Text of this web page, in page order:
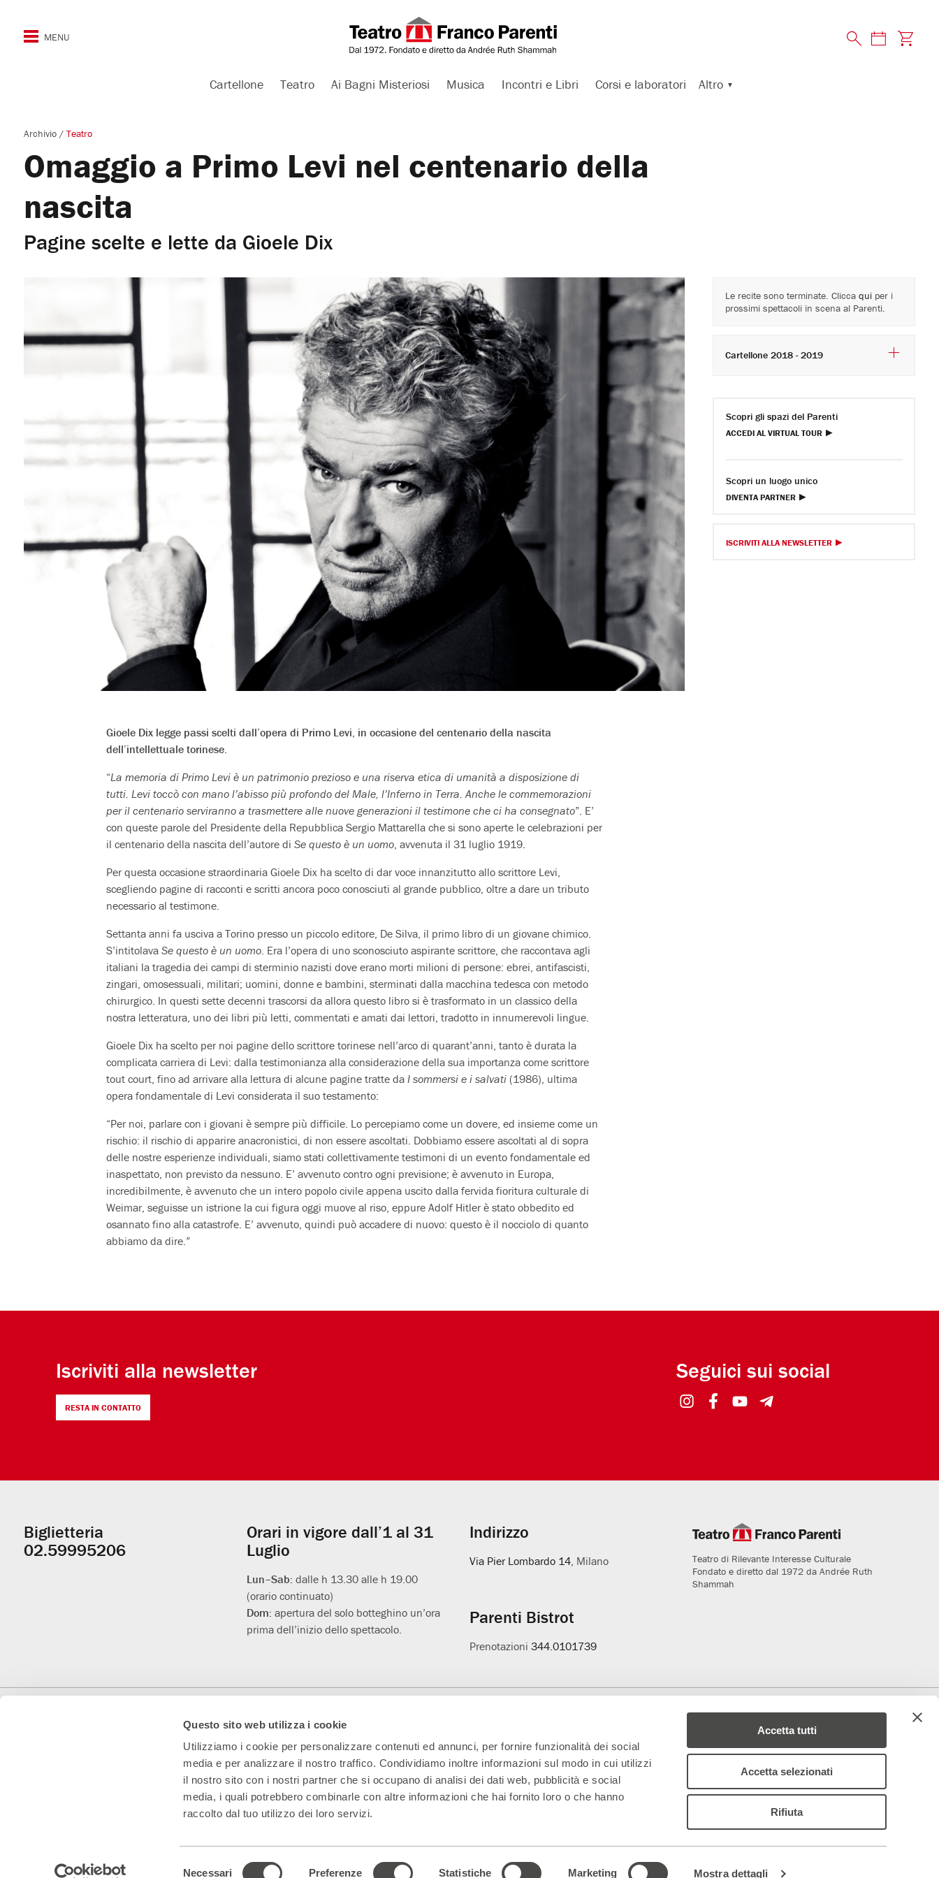
Questo sito web utilizza i cookie
Utilizziamo i cookie per personalizzare contenuti ed annunci, per fornire funzionalità dei social
media e per analizzare il nostro traffico. Condividiamo inoltre informazioni sul modo in cui utilizzi
il nostro sito con i nostri partner che si occupano di analisi dei dati web, pubblicità e social
media, i quali potrebbero combinarle con altre informazioni che hai fornito loro o che hanno
raccolto dal tuo utilizzo dei loro servizi.
Necessari Preferenze Statistiche Marketing Mostra dettagli
Accetta tutti
Accetta selezionati
Rifiuta
Cartellone Teatro Ai Bagni Misteriosi Musica Incontri e Libri Corsi e laboratori Altro
Archivio / Teatro
Omaggio a Primo Levi nel centenario della
nascita
Pagine scelte e lette da Gioele Dix
Gioele Dix legge passi scelti dall’opera di Primo Levi, in occasione del centenario della nascita
dell’intellettuale torinese.
“La memoria di Primo Levi è un patrimonio prezioso e una riserva etica di umanità a disposizione di
tutti. Levi toccò con mano l’abisso più profondo del Male, l’Inferno in Terra. Anche le commemorazioni
per il centenario serviranno a trasmettere alle nuove generazioni il testimone che ci ha consegnato”. E’
con queste parole del Presidente della Repubblica Sergio Mattarella che si sono aperte le celebrazioni per
il centenario della nascita dell’autore di Se questo è un uomo , avvenuta il 31 luglio 1919.
Per questa occasione straordinaria Gioele Dix ha scelto di dar voce innanzitutto allo scrittore Levi,
scegliendo pagine di racconti e scritti ancora poco conosciuti al grande pubblico, oltre a dare un tributo
necessario al testimone.
Settanta anni fa usciva a Torino presso un piccolo editore, De Silva, il primo libro di un giovane chimico.
S’intitolava Se questo è un uomo . Era l’opera di uno sconosciuto aspirante scrittore, che raccontava agli
italiani la tragedia dei campi di sterminio nazisti dove erano morti milioni di persone: ebrei, antifascisti,
zingari, omosessuali, militari; uomini, donne e bambini, sterminati dalla macchina tedesca con metodo
chirurgico. In questi sette decenni trascorsi da allora questo libro si è trasformato in un classico della
nostra letteratura, uno dei libri più letti, commentati e amati dai lettori, tradotto in innumerevoli lingue.
Gioele Dix ha scelto per noi pagine dello scrittore torinese nell’arco di quarant’anni, tanto è durata la
complicata carriera di Levi: dalla testimonianza alla considerazione della sua importanza come scrittore
tout court, fino ad arrivare alla lettura di alcune pagine tratte da I sommersi e i salvati (1986), ultima
opera fondamentale di Levi considerata il suo testamento:
“Per noi, parlare con i giovani è sempre più difficile. Lo percepiamo come un dovere, ed insieme come un
rischio: il rischio di apparire anacronistici, di non essere ascoltati. Dobbiamo essere ascoltati al di sopra
delle nostre esperienze individuali, siamo stati collettivamente testimoni di un evento fondamentale ed
inaspettato, non previsto da nessuno. E’ avvenuto contro ogni previsione; è avvenuto in Europa,
incredibilmente, è avvenuto che un intero popolo civile appena uscito dalla fervida fioritura culturale di
Weimar, seguisse un istrione la cui figura oggi muove al riso, eppure Adolf Hitler è stato obbedito ed
osannato fino alla catastrofe. E’ avvenuto, quindi può accadere di nuovo: questo è il nocciolo di quanto
abbiamo da dire.”
Le recite sono terminate. Clicca quiper i
prossimi spettacoli in scena al Parenti.
Cartellone 2018 - 2019
Scopri gli spazi del Parenti
ACCEDI AL VIRTUAL TOUR
Scopri un luogo unico
DIVENTA PARTNER
ISCRIVITI ALLA NEWSLETTER
Iscriviti alla newsletter
RESTA IN CONTATTO
Seguici sui social
Informazioni
utili
Biglietteria
02.59995206
Orari in vigore dall’1 al 31
Luglio
Lun–Sab: dalle h 13.30 alle h 19.00
(orario continuato)
Dom: apertura del solo botteghino un’ora
prima dell’inizio dello spettacolo.
Indirizzo
Via Pier Lombardo 14 , Milano
Parenti Bistrot
Prenotazioni 344.0101739
Teatro di Rilevante Interesse Culturale
Fondato e diretto dal 1972 da Andrée Ruth
Shammah
Con il sostegno di Teatro Convenzionato Main Partner Media Partner
Note legali & Privacy|Cookie policy – visualizza e modifica le tue preferenze dei cookie |Dichiarazione di accessibilità| whistleblowing@teatrofrancoparenti.com –organismodivigilanza@teatrofrancoparenti.com